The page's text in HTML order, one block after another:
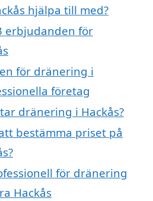
hjälpa till med?
erbjudanden för
för dränering i
företag
dränering i Hackås?
bestämma priset på
för dränering
Hackås